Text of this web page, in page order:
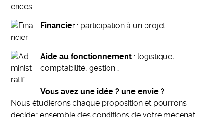
Financier : participation à un projet…
Aide au fonctionnement : logistique,
comptabilité, gestion…
Vous avez une idée ? une envie ?
Nous étudierons chaque proposition et pourrons
décider ensemble des conditions de votre mécénat.